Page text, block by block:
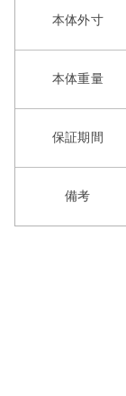
本体外寸
本体重量
保証期間
備考